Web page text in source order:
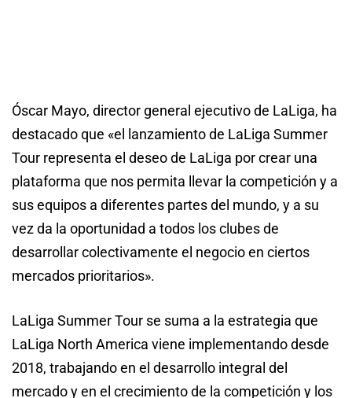
Óscar Mayo, director general ejecutivo de LaLiga, ha
destacado que «el lanzamiento de LaLiga Summer
Tour representa el deseo de LaLiga por crear una
plataforma que nos permita llevar la competición y a
sus equipos a diferentes partes del mundo, y a su
vez da la oportunidad a todos los clubes de
desarrollar colectivamente el negocio en ciertos
mercados prioritarios».
LaLiga Summer Tour se suma a la estrategia que
LaLiga North America viene implementando desde
2018, trabajando en el desarrollo integral del
mercado y en el crecimiento de la competición y los